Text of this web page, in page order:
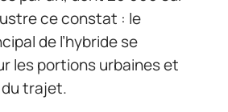
ce constat : le
de l’hybride se
les portions urbaines et
trajet.